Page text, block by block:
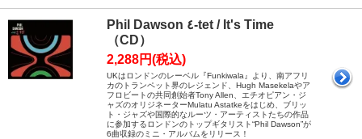
Phil Dawson ٤-tet / It's Time
（CD）
2,288円(税込)
UKはロンドンのレーベル『Funkiwala』より、南アフリ
カのトランペット界のレジェンド、Hugh Masekelaやア
フロビートの共同創始者Tony Allen、エチオピアン・ジ
ャズのオリジネーターMulatu Astatkeをはじめ、ブリッ
ト・ジャズや国際的なルーツ・アーティストたちの作品
に参加するロンドンのトップギタリスト“Phil Dawson”が
6曲収録のミニ・アルバムをリリース！